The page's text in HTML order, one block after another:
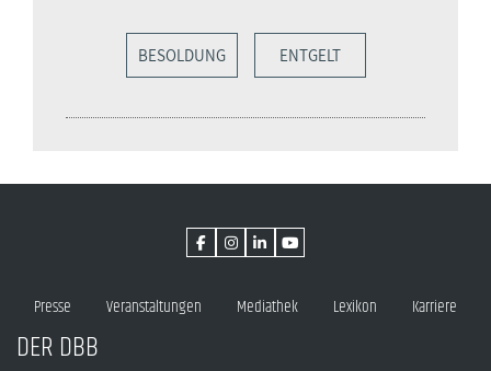
BESOLDUNG ENTGELT
Presse Veranstaltungen Mediathek Lexikon Karriere
DER DBB